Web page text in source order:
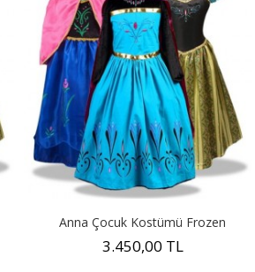
Anna Çocuk Kostümü Frozen
3.450,00 TL